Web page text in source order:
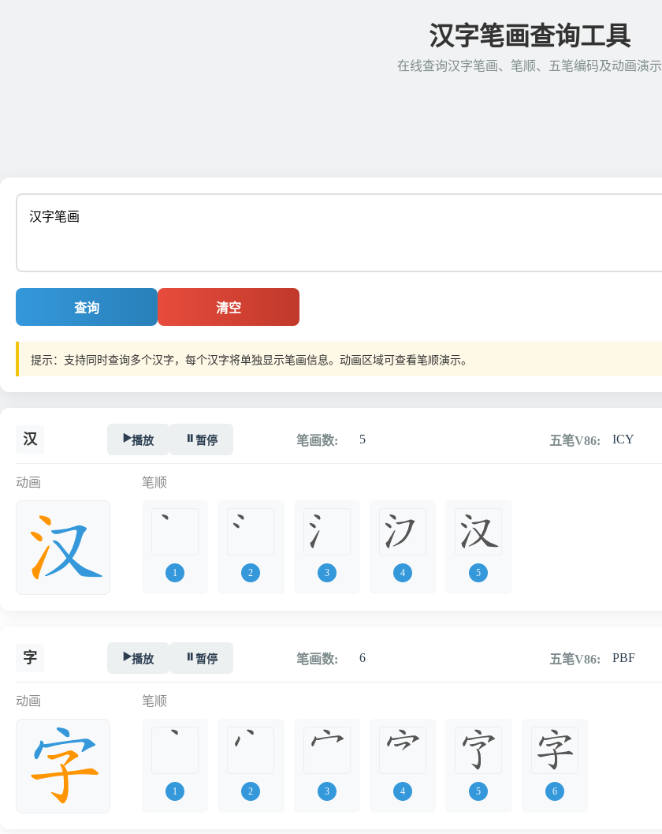
汉字笔画查询工具
在线查询汉字笔画、笔顺、五笔编码及动画演示
查询 清空
提示：支持同时查询多个汉字，每个汉字将单独显示笔画信息。动画区域可查看笔顺演示。
汉 ▶️播放 ⏸️暂停 笔画数: 5 五笔V86: ICY
动画 笔顺
1 2 3 4 5
字 ▶️播放 ⏸️暂停 笔画数: 6 五笔V86: PBF
动画 笔顺
1 2 3 4 5 6